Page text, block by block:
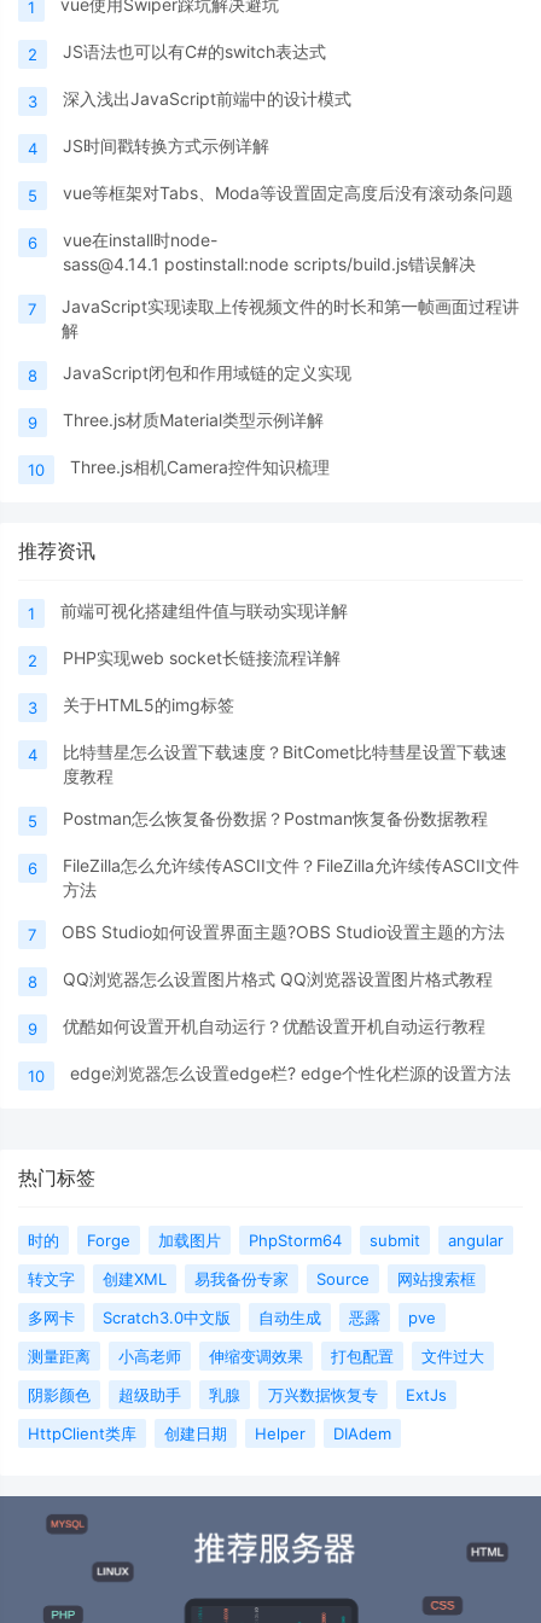
1
2 JS语法也可以有C#的switch表达式
3 深入浅出JavaScript前端中的设计模式
4 JS时间戳转换方式示例详解
5 vue等框架对Tabs、Moda等设置固定高度后没有滚动条问题
6
vue在install时node-
sass@4.14.1 postinstall:node scripts/build.js错误解决
7
JavaScript实现读取上传视频文件的时长和第一帧画面过程讲
解
8 JavaScript闭包和作用域链的定义实现
9 Three.js材质Material类型示例详解
10 Three.js相机Camera控件知识梳理
推荐资讯
1 前端可视化搭建组件值与联动实现详解
2 PHP实现web socket长链接流程详解
3 关于HTML5的img标签
4
比特彗星怎么设置下载速度？BitComet比特彗星设置下载速
度教程
5 Postman怎么恢复备份数据？Postman恢复备份数据教程
6
FileZilla怎么允许续传ASCII文件？FileZilla允许续传ASCII文件
方法
7 OBS Studio如何设置界面主题?OBS Studio设置主题的方法
8 QQ浏览器怎么设置图片格式 QQ浏览器设置图片格式教程
9 优酷如何设置开机自动运行？优酷设置开机自动运行教程
10 edge浏览器怎么设置edge栏? edge个性化栏源的设置方法
热门标签
时的 Forge 加载图片 PhpStorm64 submit
angular
转文字
创建XML 易我备份专家 Source
网站搜索框
多网卡
Scratch3.0中文版 自动生成 恶露
pve
测量距离
小高老师 伸缩变调效果 打包配置
文件过大
阴影颜色
超级助手 乳腺 万兴数据恢复专
ExtJs
HttpClient类库
创建日期 Helper DIAdem